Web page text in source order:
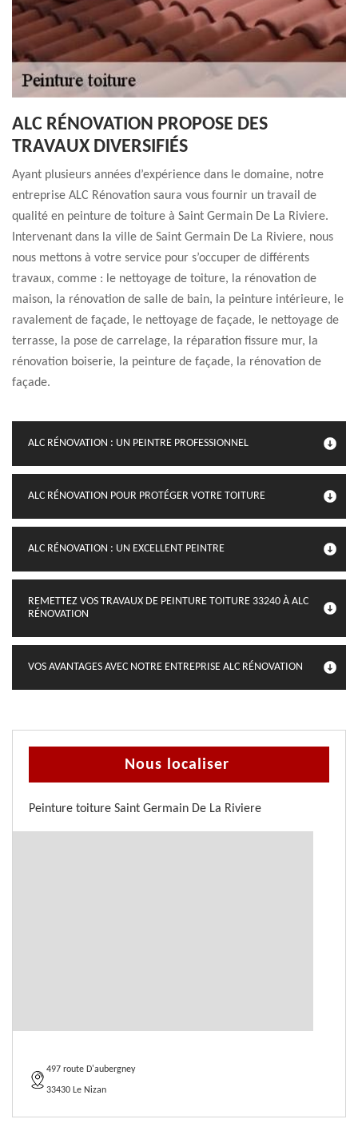
ALC RÉNOVATION PROPOSE DES
TRAVAUX DIVERSIFIÉS
Ayant plusieurs années d’expérience dans le domaine, notre
entreprise ALC Rénovation saura vous fournir un travail de
qualité en peinture de toiture à Saint Germain De La Riviere.
Intervenant dans la ville de Saint Germain De La Riviere, nous
nous mettons à votre service pour s’occuper de différents
travaux, comme : le nettoyage de toiture, la rénovation de
maison, la rénovation de salle de bain, la peinture intérieure, le
ravalement de façade, le nettoyage de façade, le nettoyage de
terrasse, la pose de carrelage, la réparation fissure mur, la
rénovation boiserie, la peinture de façade, la rénovation de
façade.
ALC RÉNOVATION : UN PEINTRE PROFESSIONNEL
ALC RÉNOVATION POUR PROTÉGER VOTRE TOITURE
ALC RÉNOVATION : UN EXCELLENT PEINTRE
REMETTEZ VOS TRAVAUX DE PEINTURE TOITURE 33240 À ALC
RÉNOVATION
VOS AVANTAGES AVEC NOTRE ENTREPRISE ALC RÉNOVATION
Nous localiser
Peinture toiture Saint Germain De La Riviere
497 route D'aubergney
33430 Le Nizan